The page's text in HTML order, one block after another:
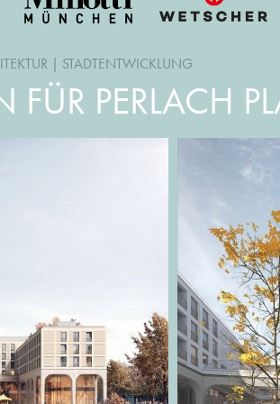
| STADTENTWICKLUNG
PERLACH